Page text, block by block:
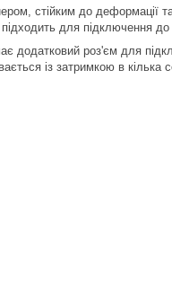
стійким до деформації
для підключення до
додатковий роз'єм для
із затримкою в